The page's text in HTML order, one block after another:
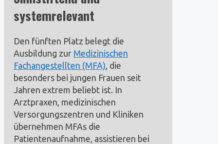
systemrelevant
Den fünften Platz belegt die
Ausbildung zur Medizinischen
Fachangestellten (MFA), die
besonders bei jungen Frauen seit
Jahren extrem beliebt ist. In
Arztpraxen, medizinischen
Versorgungszentren und Kliniken
übernehmen MFAs die
Patientenaufnahme, assistieren bei